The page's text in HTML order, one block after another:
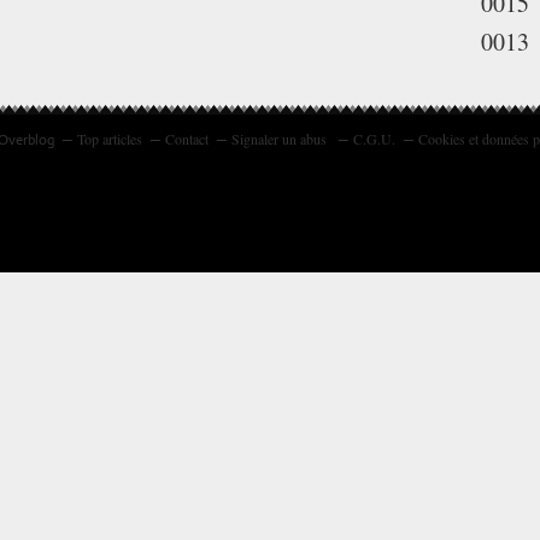
0013
Top articles Contact Signaler un abus C.G.U. Cookies et données